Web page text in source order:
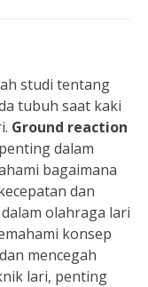
studi tentang
tubuh saat kaki
Ground reaction
dalam
bagaimana
dan
olahraga lari
konsep
mencegah
lari, penting